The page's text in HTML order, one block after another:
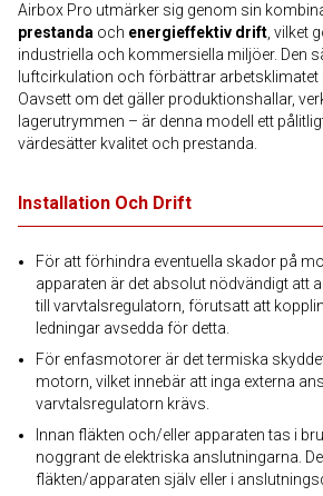
Airbox Pro utmärker sig genom sin
prestanda och energieffektiv drift , vilket
industriella och kommersiella miljöer. Den
luftcirkulation och förbättrar arbetsklimatet
Oavsett om det gäller produktionshallar,
lagerutrymmen – är denna modell ett
värdesätter kvalitet och prestanda.
Installation Och Drift
För att förhindra eventuella skador på
apparaten är det absolut nödvändigt att
till varvtalsregulatorn, förutsatt att
ledningar avsedda för detta.
För enfasmotorer är det termiska
motorn, vilket innebär att inga externa
varvtalsregulatorn krävs.
Innan fläkten och/eller apparaten tas i
noggrant de elektriska anslutningarna.
fläkten/apparaten själv eller i